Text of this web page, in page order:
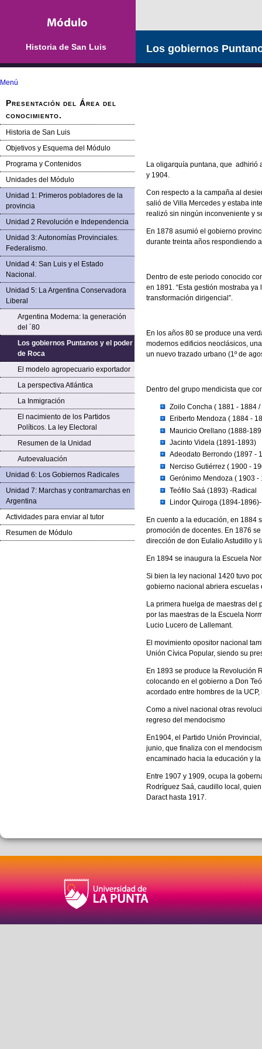
Historia de San Luis
Menú
Presentación del Área del
conocimiento.
Historia de San Luis
Objetivos y Esquema del Módulo
Programa y Contenidos
Unidades del Módulo
Unidad 1: Primeros pobladores de la
provincia
Unidad 2 Revolución e Independencia
Unidad 3: Autonomías Provinciales.
Federalismo.
Unidad 4: San Luis y el Estado
Nacional.
Unidad 5: La Argentina Conservadora
Liberal
Argentina Moderna: la generación
del ´80
Los gobiernos Puntanos y el poder
de Roca
El modelo agropecuario exportador
La perspectiva Atlántica
La Inmigración
El nacimiento de los Partidos
Políticos. La ley Electoral
Resumen de la Unidad
Autoevaluación
Unidad 6: Los Gobiernos Radicales
Unidad 7: Marchas y contramarchas en
Argentina
Actividades para enviar al tutor
Resumen de Módulo
Los gobiernos
La oligarquía puntana, que adhirió
y 1904.
Con respecto a la campaña al
salió de Villa Mercedes y estaba
realizó sin ningún inconveniente y
En 1878 asumió el gobierno
durante treinta años respondiendo
Dentro de este periodo conocido
en 1891. “Esta gestión mostraba
transformación dirigencial”.
En los años 80 se produce una
modernos edificios neoclásicos,
un nuevo trazado urbano (1º de
Dentro del grupo mendicista que
Zoilo Concha ( 1881 - 1884
Eriberto Mendoza ( 1884 -
Mauricio Orellano (1888-
Jacinto Videla (1891-1893)
Adeodato Berrondo (1897 -
Nerciso Gutiérrez ( 1900 -
Gerónimo Mendoza ( 1903 -
Teófilo Saá (1893) -Radical
Lindor Quiroga (1894-
En cuento a la educación, en 1884
promoción de docentes. En 1876
dirección de don Eulalio Astudillo y
En 1894 se inaugura la Escuela
Si bien la ley nacional 1420 tuvo
gobierno nacional abriera escuelas
La primera huelga de maestras del
por las maestras de la Escuela
Lucio Lucero de Lallemant.
El movimiento opositor nacional
Unión Cívica Popular, siendo su
En 1893 se produce la Revolución
colocando en el gobierno a Don
acordado entre hombres de la
Como a nivel nacional otras
regreso del mendocismo
En1904, el Partido Unión
junio, que finaliza con el
encaminado hacia la educación y
Entre 1907 y 1909, ocupa la
Rodríguez Saá, caudillo local,
Daract hasta 1917.